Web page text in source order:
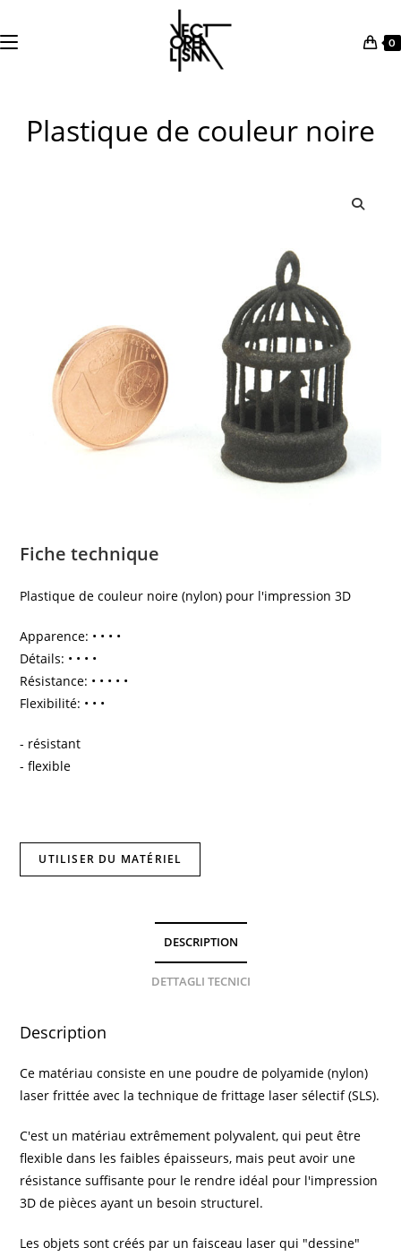
content
0
Plastique de couleur noire
Fiche technique
Plastique de couleur noire (nylon) pour l'impression 3D
Apparence: • • • •
Détails: • • • •
Résistance: • • • • •
Flexibilité: • • •
- résistant
- flexible
UTILISER DU MATÉRIEL
DESCRIPTION
DETTAGLI TECNICI
Description
Ce matériau consiste en une poudre de polyamide (nylon)
laser frittée avec la technique de frittage laser sélectif (SLS).
C'est un matériau extrêmement polyvalent, qui peut être
flexible dans les faibles épaisseurs, mais peut avoir une
résistance suffisante pour le rendre idéal pour l'impression
3D de pièces ayant un besoin structurel.
Les objets sont créés par un faisceau laser qui "dessine"